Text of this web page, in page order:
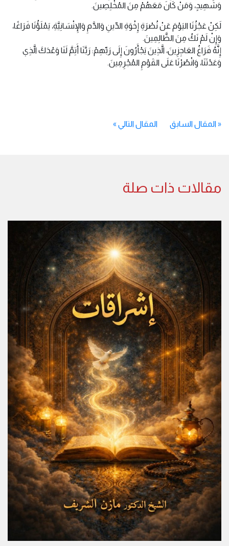
وَشَهِيدٍ، وَمَنْ كَانَ مَعَهُمْ مِنَ المُخْلِصِينَ.
لَكِنْ عَجْزُنَا اليَوْمَ عَنْ نُصْرَةِ إِخْوَةِ الدِّينِ وَالدَّمِ وَالإِنْسَانِيَّةِ، يَمْلَؤُنَا فَرَاغًا،
وَإِنْ لَمْ نَكُ مِنَ الظَّالِمِينَ.
إِنَّهُ فَرَاغُ العَاجِزِينَ، الَّذِينَ يَجْأَرُونَ إِلَى رَبِّهِمْ: رَبَّنَا أَتِمَّ لَنَا وَعْدَكَ الَّذِي
وَعَدْتَنَا، وَانْصُرْنَا عَلَى القَوْمِ المُجْرِمِينَ.
«المقال السابق المقال التالي »
مقالات ذات صلة